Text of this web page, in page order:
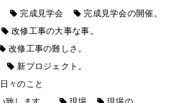
完成見学会
完成見学会の開催。
改修工事の大事な事。
改修工事の難しさ。
新プロジェクト。
日々のこと